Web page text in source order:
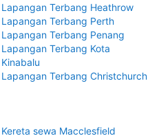
Lapangan Terbang Heathrow
Lapangan Terbang Perth
Lapangan Terbang Penang
Lapangan Terbang Kota
Kinabalu
Lapangan Terbang Christchurch
Kereta sewa Macclesfield